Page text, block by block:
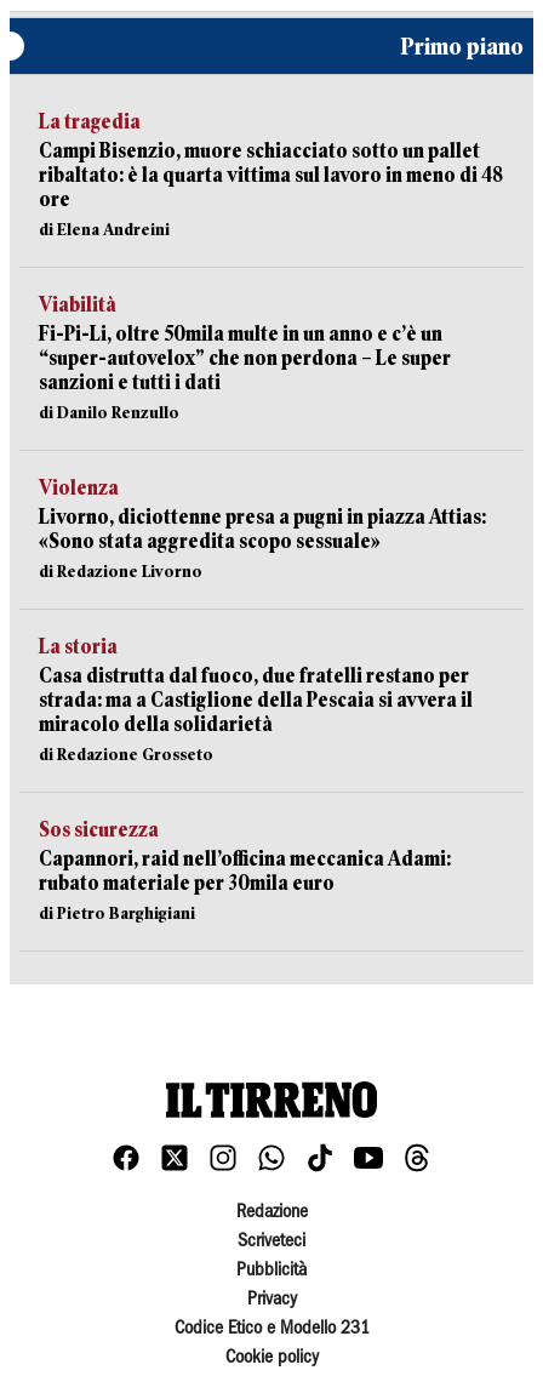
Primo piano
La tragedia
Campi Bisenzio, muore schiacciato sotto un pallet
ribaltato: è la quarta vittima sul lavoro in meno di 48
ore
di Elena Andreini
Viabilità
Fi-Pi-Li, oltre 50mila multe in un anno e c’è un
“super-autovelox” che non perdona – Le super
sanzioni e tutti i dati
di Danilo Renzullo
Violenza
Livorno, diciottenne presa a pugni in piazza Attias:
«Sono stata aggredita scopo sessuale»
di Redazione Livorno
La storia
Casa distrutta dal fuoco, due fratelli restano per
strada: ma a Castiglione della Pescaia si avvera il
miracolo della solidarietà
di Redazione Grosseto
Sos sicurezza
Capannori, raid nell’officina meccanica Adami:
rubato materiale per 30mila euro
di Pietro Barghigiani
Redazione
Scriveteci
Pubblicità
Privacy
Codice Etico e Modello 231
Cookie policy